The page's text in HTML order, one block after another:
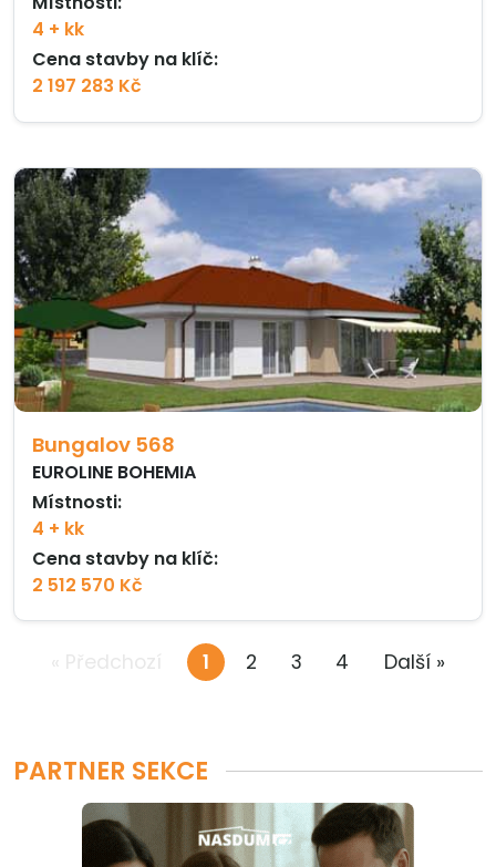
4 + kk
Cena stavby na klíč:
2 197 283 Kč
Bungalov 568
EUROLINE BOHEMIA
Místnosti:
4 + kk
Cena stavby na klíč:
2 512 570 Kč
1 2 3 4 Další »
PARTNER SEKCE